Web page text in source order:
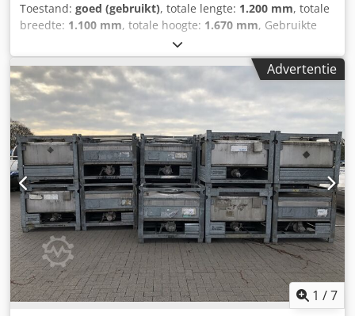
Toestand: goed (gebruikt), totale lengte: 1.200 mm, totale
breedte: 1.100 mm, totale hoogte: 1.670 mm, Gebruikte
roestvrijstalen container / transportcontainer / IBC Laatste
gebruik: Chemicaliën Artikelnummer: 10757 Inhoud: 1000
liter Type: Verticaal in gegalvaniseerd stapelframe Djdpfeq
Rc Ersx Afqock Materiaal (natte delen): 1.4301 / AISI304
Mangat 400mm Uitvoering: Enkelwandig Werkdruk volgens
typeplaatje: 0,33 bar Leeggewicht: 222kg Afmetingen tank:
Totale breedte: 1100mm Totale lengte: 1200mm Totale
hoogte: 1670mm Materialen: Interieur: 1.4301 / AISI 304
Externe delen: Gegalvaniseerd staal Uitrusting:
Typeplaatje: Ja Uitloop diameter: 50mm Afstand afvoer tot
vloer: 230mm
Advertentie
1 /7